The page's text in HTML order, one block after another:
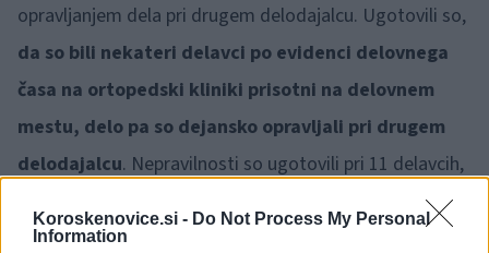
Koroskenovice.si - Do Not Process My Personal
Information
opravljanjem dela pri drugem delodajalcu. Ugotovili so,
da so bili nekateri delavci po evidenci delovnega
časa na ortopedski kliniki prisotni na delovnem
mestu, delo pa so dejansko opravljali pri drugem
delodajalcu. Nepravilnosti so ugotovili pri 11 delavcih,
zastarala. Ostalim zaposlenim pa je UKC izdal devet